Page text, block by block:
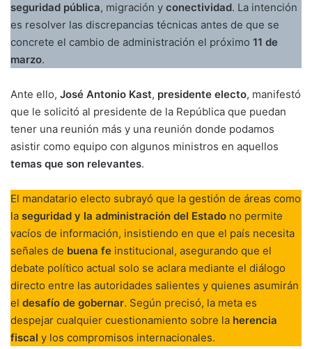
seguridad pública, migración y conectividad. La intención
es resolver las discrepancias técnicas antes de que se
concrete el cambio de administración el próximo 11 de
marzo.
Ante ello, José Antonio Kast, presidente electo, manifestó
que le solicitó al presidente de la República que puedan
tener una reunión más y una reunión donde podamos
asistir como equipo con algunos ministros en aquellos
temas que son relevantes.
El mandatario electo subrayó que la gestión de áreas como
la seguridad y la administración del Estado no permite
vacíos de información, insistiendo en que el país necesita
señales de buena fe institucional, asegurando que el
debate político actual solo se aclara mediante el diálogo
directo entre las autoridades salientes y quienes asumirán
el desafío de gobernar. Según precisó, la meta es
despejar cualquier cuestionamiento sobre la herencia
fiscal y los compromisos internacionales.